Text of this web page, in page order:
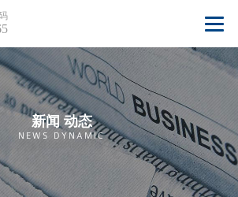
新闻 动态
NEWS DYNAMIC